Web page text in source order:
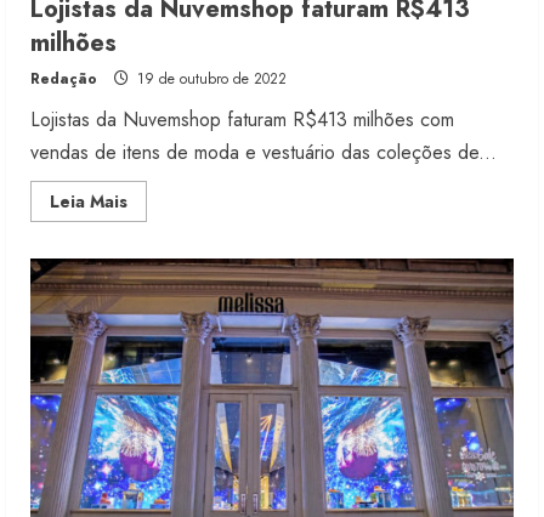
Lojistas da Nuvemshop faturam R$413
milhões
Redação 19 de outubro de 2022
Lojistas da Nuvemshop faturam R$413 milhões com
vendas de itens de moda e vestuário das coleções de...
Leia MaisRead
more
da
Nuvemshop
faturam
R$413
milhões
Renata Caixeta assume Movimento
Sou de Algodão